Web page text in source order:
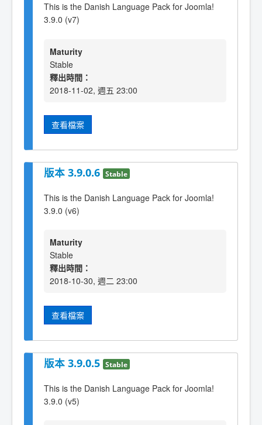
This is the Danish Language Pack for Joomla!
3.9.0 (v7)
Maturity
Stable
釋出時間：
2018-11-02, 週五 23:00
查看檔案
版本 3.9.0.6 Stable
This is the Danish Language Pack for Joomla!
3.9.0 (v6)
Maturity
Stable
釋出時間：
2018-10-30, 週二 23:00
查看檔案
版本 3.9.0.5 Stable
This is the Danish Language Pack for Joomla!
3.9.0 (v5)